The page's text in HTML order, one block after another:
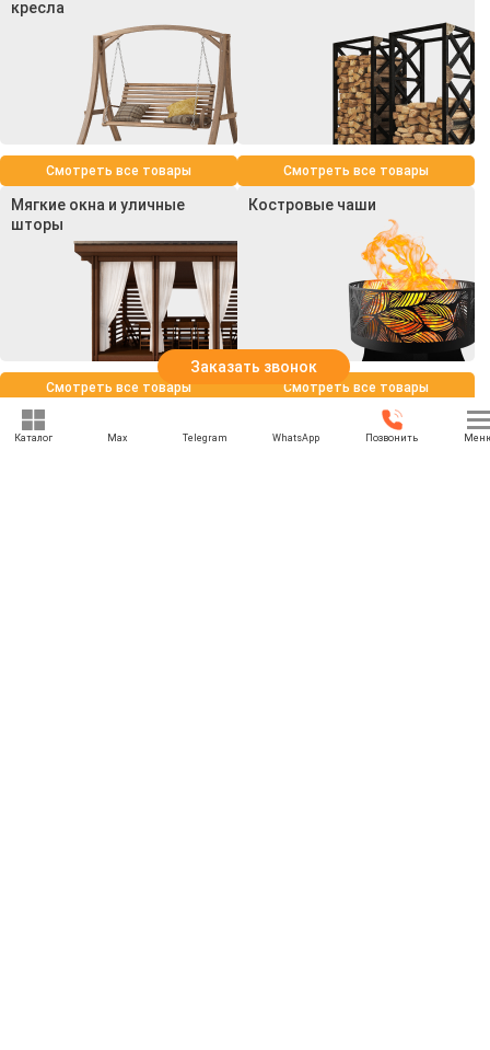
кресла
Смотреть все товары Смотреть все товары
Мягкие окна и уличные
шторы
Смотреть все товары
Костровые чаши
Смотреть все товары
Заказать звонок
Каталог Max Telegram WhatsApp Позвонить